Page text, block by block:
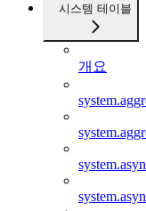
시스템 테이블
개요